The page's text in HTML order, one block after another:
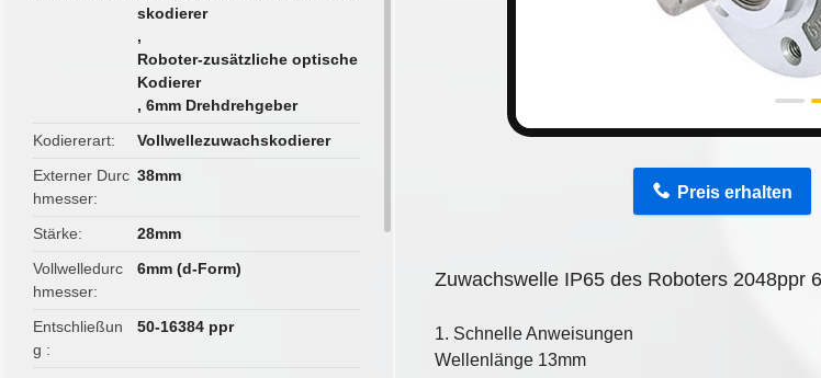
skodierer
,
Roboter-zusätzliche optische
Kodierer
,6mm Drehdrehgeber
Kodiererart
Vollwellezuwachskodierer
Externer Durc
hmesser
38mm
Stärke
28mm
Vollwelledurc
hmesser
6mm (d-Form)
Entschließun
g
50-16384 ppr
Preis erhalten
Zuwachswelle IP65 des Roboters 2048ppr
1. Schnelle Anweisungen
Wellenlänge 13mm